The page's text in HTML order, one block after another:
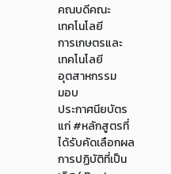
คณบดีคณะ
เทคโนโลยี
การเกษตรและ
เทคโนโลยี
อุตสาหกรรม
มอบ
ประกาศนียบัตร
แก่ #หลักสูตรที่
ได้รับคัดเลือกผล
การปฏิบัติที่เป็น